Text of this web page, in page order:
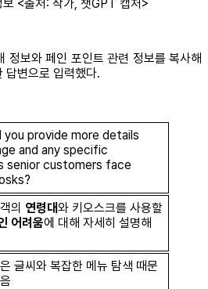
보 <출처: 작가, 챗GPT 캡처>
정보와 페인 포인트 관련 정보를 복사해
답변으로 입력했다.
provide more details
and any specific
senior customers face
의 연령대와 키오스크를 사용할
어려움에 대해 자세히 설명해
글씨와 복잡한 메뉴 탐색 때문